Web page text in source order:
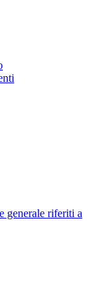
generale riferiti a